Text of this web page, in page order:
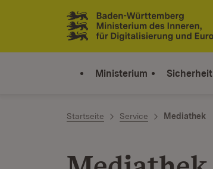
Zum Inhalt springen
Link zur Startseite
Ministerium Sicherheit
Startseite Service Mediathek